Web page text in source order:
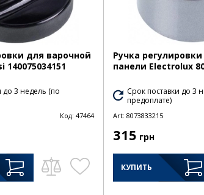
для варочной
140075034151
до 3 недель (по
Код: 47464
Ручка
панели Electrolux
Срок поставки до 3
предоплате)
Art: 8073833215
315 грн
КУПИТЬ